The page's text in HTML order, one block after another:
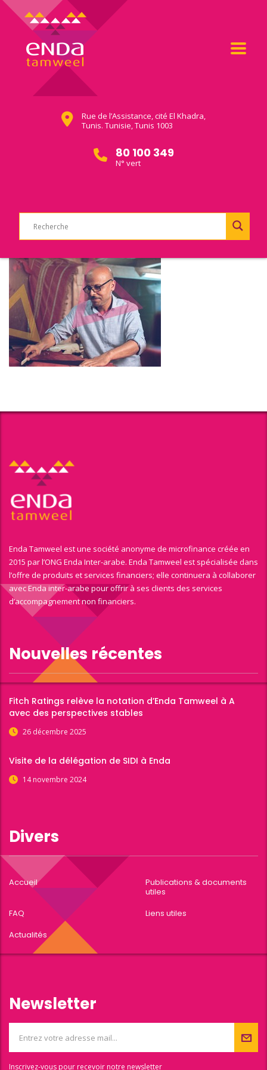
Rue de l’Assistance, cité El Khadra,
Tunis. Tunisie, Tunis 1003
80 100 349
N° vert
Enda Tamweel est une société anonyme de microfinance créée en
2015 par l’ONG Enda Inter-arabe. Enda Tamweel est spécialisée dans
l’offre de produits et services financiers; elle continuera à collaborer
avec Enda inter-arabe pour offrir à ses clients des services
d’accompagnement non financiers.
Nouvelles récentes
Fitch Ratings relève la notation d’Enda Tamweel à A
avec des perspectives stables
26 décembre 2025
Visite de la délégation de SIDI à Enda
14 novembre 2024
Divers
Accueil
Publications & documents
utiles
FAQ
Liens utiles
Actualités
Newsletter
Inscrivez-vous pour recevoir notre newsletter